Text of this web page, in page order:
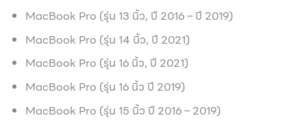
MacBook Pro (รุ่น 13 นิ้ว, ปี 2016 – ปี 2019)
MacBook Pro (รุ่น 14 นิ้ว, ปี 2021)
MacBook Pro (รุ่น 16 นิ้ว, ปี 2021)
MacBook Pro (รุ่น 16 นิ้ว ปี 2019)
MacBook Pro (รุ่น 15 นิ้ว ปี 2016 – 2019)